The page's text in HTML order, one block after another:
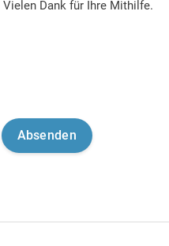
Vielen Dank für Ihre Mithilfe.